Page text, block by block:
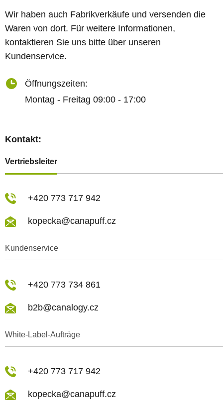
Wir haben auch Fabrikverkäufe und versenden die
Waren von dort. Für weitere Informationen,
kontaktieren Sie uns bitte über unseren
Kundenservice.
Öffnungszeiten:
Montag - Freitag 09:00 - 17:00
Kontakt:
Kundenservice
Vertriebsleiter
White-Label-Aufträge
+420 773 717 942
kopecka@canapuff.cz
+420 773 734 861
b2b@canalogy.cz
+420 773 717 942
kopecka@canapuff.cz